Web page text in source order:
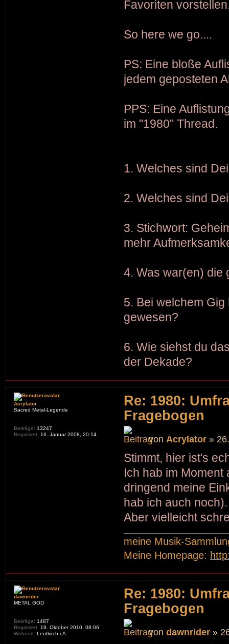
Favoriten
So here we go....
PS: Eine bloße
jedem geposteten
PPS: Eine
im "1980" Thread.
1. Welches sind
2. Welches sind
3. Stichwort:
mehr
4. Was war(en) die
5. Bei welchem
gewesen?
6. Wie siehst du
der Dekade?
Re: 1980:
Fragebogen
von Acrylator »
Stimmt, hier ist's
Ich hab im Moment
dringend meine
hab ich auch noch).
Aber vielleicht
meine Musik-
Meine Homepage:
Acrylator
Sacred Metal-Legende
Beiträge: 13247
Registriert: 16. Januar 2008, 20:14
Re: 1980:
Fragebogen
vondawnrider »
dawnrider
METAL GOD
Beiträge: 1487
Registriert: 19. Oktober 2010, 08:06
Wohnort: Leutkirch i.A.